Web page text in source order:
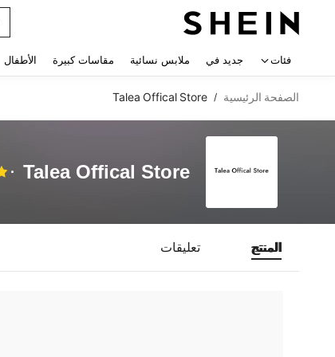
فئات جديد في ملابس نسائية مقاسات كبيرة الأطفال
الصفحة الرئيسية /
Talea Offical Store
Talea Offical Store
المنتج تعليقات